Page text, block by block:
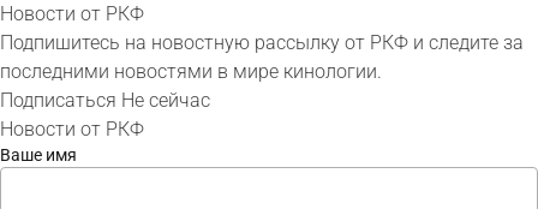
Новости от РКФ
Подпишитесь на новостную рассылку от РКФ и следите за
последними новостями в мире кинологии.
Подписаться Не сейчас
Новости от РКФ
Ваше имя